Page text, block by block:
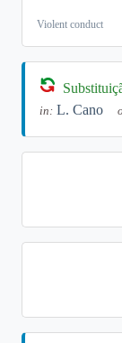
Violent conduct
in: L. Cano